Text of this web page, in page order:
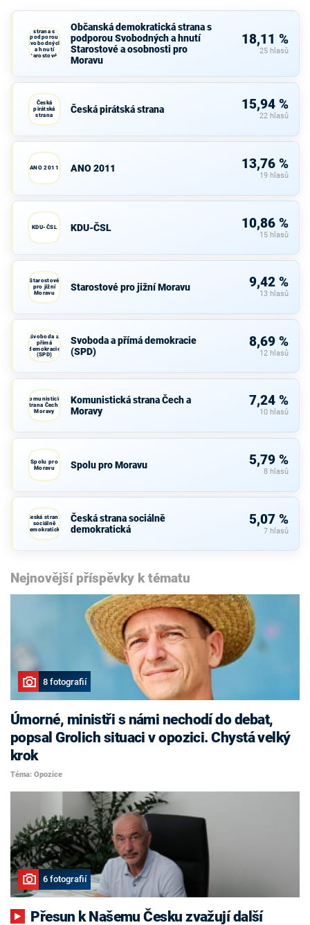
strana s
podporou
Svobodných
a hnutí
Starostové a
osobnosti
Občanská demokratická strana s
podporou Svobodných a hnutí
Starostové a osobnosti pro
Moravu
18,11 %
25 hlasů
Česká
pirátská
strana
Česká pirátská strana 15,94 %
22 hlasů
ANO 2011 ANO 2011 13,76 %
19 hlasů
KDU-ČSL KDU-ČSL 10,86 %
15 hlasů
Starostové
pro jižní
Moravu
Starostové pro jižní Moravu 9,42 %
13 hlasů
Svoboda a
přímá
demokracie
(SPD)
Svoboda a přímá demokracie
(SPD)
8,69 %
12 hlasů
Komunistická
strana Čech a
Moravy
Komunistická strana Čech a
Moravy
7,24 %
10 hlasů
Spolu pro
Moravu
Spolu pro Moravu 5,79 %
8 hlasů
Česká strana
sociálně
demokratická
Česká strana sociálně
demokratická
5,07 %
7 hlasů
Nejnovější příspěvky k tématu
8 fotografií
Úmorné, ministři s námi nechodí do debat,
popsal Grolich situaci v opozici. Chystá velký
krok
Téma: Opozice
6 fotografií